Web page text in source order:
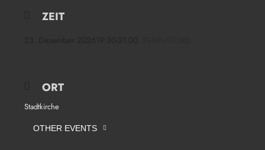
ZEIT
ORT
Stadtkirche
OTHER EVENTS